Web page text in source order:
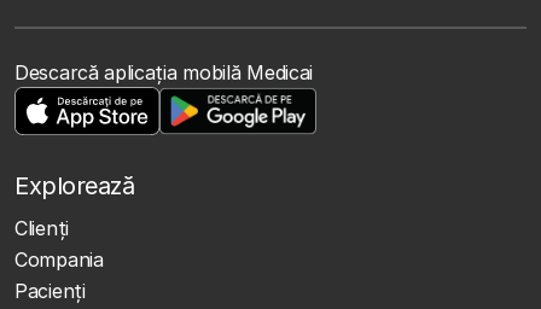
Descarcă aplicația mobilă Medicai
Explorează
Clienţi
Compania
Pacienți